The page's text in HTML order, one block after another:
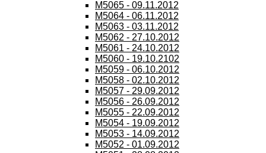
M5065 - 09.11.2012
M5064 - 06.11.2012
M5063 - 03.11.2012
M5062 - 27.10.2012
M5061 - 24.10.2012
M5060 - 19.10.2102
M5059 - 06.10.2012
M5058 - 02.10.2012
M5057 - 29.09.2012
M5056 - 26.09.2012
M5055 - 22.09.2012
M5054 - 19.09.2012
M5053 - 14.09.2012
M5052 - 01.09.2012